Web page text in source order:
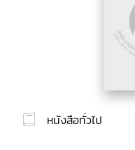
หนังสือทั่วไป